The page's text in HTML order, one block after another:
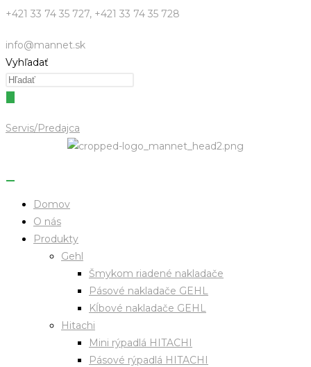
Skip
content
+421 33 74 35 727, +421 33 74 35 728
info@mannet.sk
Vyhľadať
Servis/Predajca
Domov
O nás
Produkty
Gehl
Šmykom riadené nakladače
Pásové nakladače GEHL
Kĺbové nakladače GEHL
Hitachi
Mini rýpadlá HITACHI
Pásové rýpadlá HITACHI